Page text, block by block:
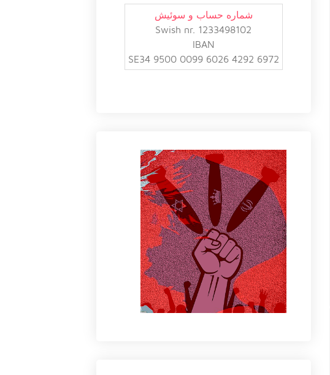
شماره حساب و سوئیش
Swish nr. 1233498102
IBAN
SE34 9500 0099 6026 4292 6972